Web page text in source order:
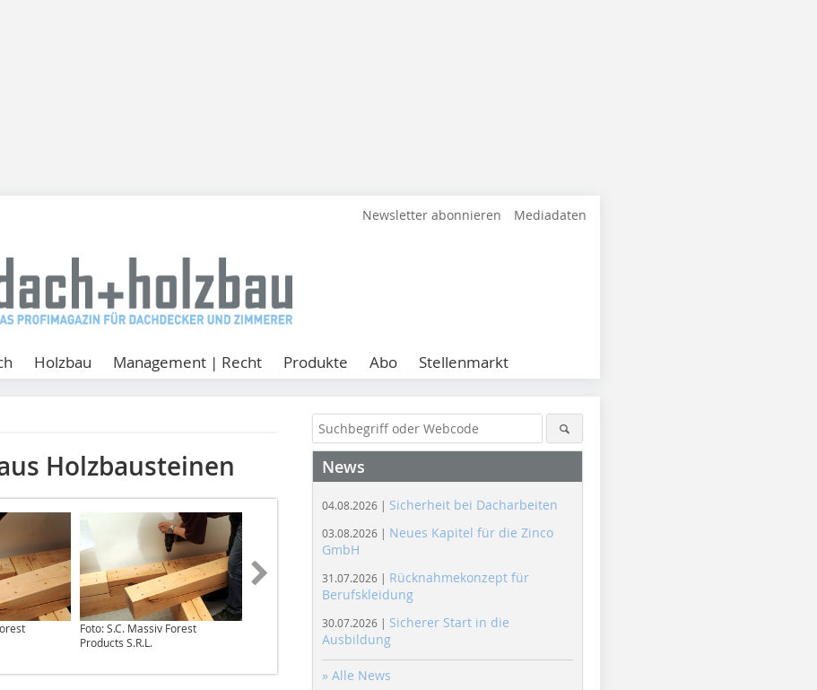
Newsletter abonnieren Mediadaten
Holzbau Management | Recht Produkte Abo Stellenmarkt
Holzbausteinen
Foto: S.C. Massiv Forest
Products S.R.L.
Foto: S.C. Massiv Forest
Products S.R.L.
News
04.08.2026 | Sicherheit bei Dacharbeiten
03.08.2026 | Neues Kapitel für die Zinco
GmbH
31.07.2026 | Rücknahmekonzept für
Berufskleidung
30.07.2026 | Sicherer Start in die
Ausbildung
» Alle News